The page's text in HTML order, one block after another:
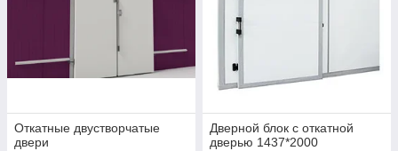
Откатные двустворчатые
двери
Дверной блок с откатной
дверью 1437*2000